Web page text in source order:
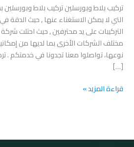
تركيب بلاط وبورسلين تركيب بلاط
التي لا يمكن الاستغناء عنها , حيث الدقة
التركيبات على يد محترفين , حيث احتلت
مختلف الشركات الأخرى بما لديها من
نوعها، تواصلوا معنا تجدونا في خدمتكم .
[…]
قراءة المزيد »